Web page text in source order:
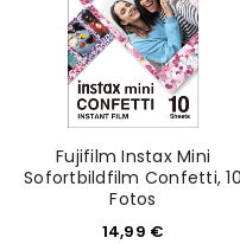
Anmeldeformular
PASSWORT VERGESSEN?
Fujifilm Instax Mini
Sofortbildfilm Confetti, 10
Fotos
14,99 €